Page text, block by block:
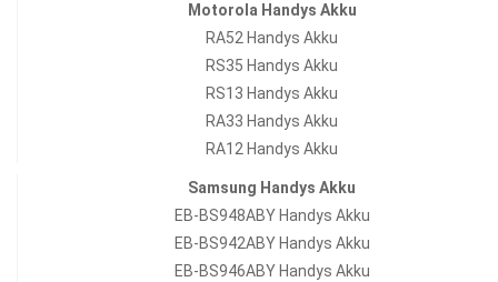
Motorola Handys Akku
RA52 Handys Akku
RS35 Handys Akku
RS13 Handys Akku
RA33 Handys Akku
RA12 Handys Akku
Samsung Handys Akku
EB-BS948ABY Handys Akku
EB-BS942ABY Handys Akku
EB-BS946ABY Handys Akku